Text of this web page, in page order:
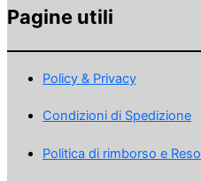
Pagine utili
Policy & Privacy
Condizioni di Spedizione
Politica di rimborso e Reso